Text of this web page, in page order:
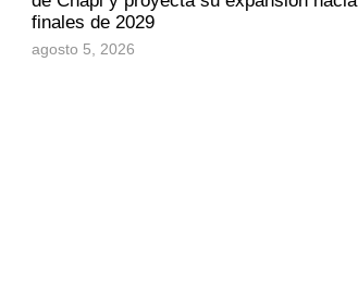
finales de 2029
agosto 5, 2026